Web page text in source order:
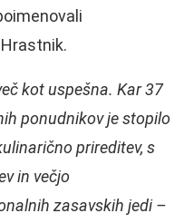
kot uspešna. Kar 37
ponudnikov je stopilo
prireditev, s
in večjo
zasavskih jedi –